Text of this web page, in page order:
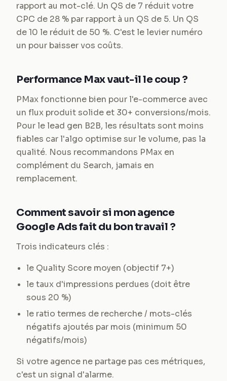
rapport au mot-clé. Un QS de 7 réduit votre
CPC de 28 % par rapport à un QS de 5. Un QS
de 10 le réduit de 50 %. C'est le levier numéro
un pour baisser vos coûts.
Performance Max vaut-il le coup ?
PMax fonctionne bien pour l'e-commerce avec
un flux produit solide et 30+ conversions/mois.
Pour le lead gen B2B, les résultats sont moins
fiables car l'algo optimise sur le volume, pas la
qualité. Nous recommandons PMax en
complément du Search, jamais en
remplacement.
Comment savoir si mon agence
Google Ads fait du bon travail ?
Trois indicateurs clés :
le Quality Score moyen (objectif 7+)
le taux d'impressions perdues (doit être
sous 20 %)
le ratio termes de recherche / mots-clés
négatifs ajoutés par mois (minimum 50
négatifs/mois)
Si votre agence ne partage pas ces métriques,
c'est un signal d'alarme.